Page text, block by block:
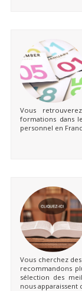
Vous
formations dans
personnel en
Vous cherchez
recommandons
sélection des
nous apparaissent